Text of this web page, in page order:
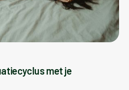
met je